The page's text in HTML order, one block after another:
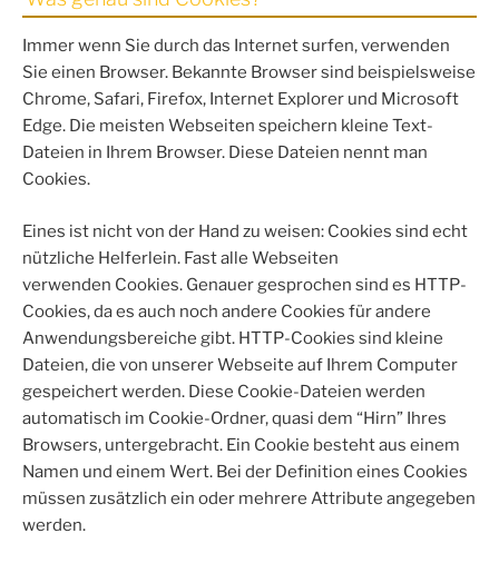
Immer wenn Sie durch das Internet surfen, verwenden
Sie einen Browser. Bekannte Browser sind beispielsweise
Chrome, Safari, Firefox, Internet Explorer und Microsoft
Edge. Die meisten Webseiten speichern kleine Text-
Dateien in Ihrem Browser. Diese Dateien nennt man
Cookies.
Eines ist nicht von der Hand zu weisen: Cookies sind echt
nützliche Helferlein. Fast alle Webseiten
verwenden Cookies. Genauer gesprochen sind es HTTP-
Cookies, da es auch noch andere Cookies für andere
Anwendungsbereiche gibt. HTTP-Cookies sind kleine
Dateien, die von unserer Webseite auf Ihrem Computer
gespeichert werden. Diese Cookie-Dateien werden
automatisch im Cookie-Ordner, quasi dem “Hirn” Ihres
Browsers, untergebracht. Ein Cookie besteht aus einem
Namen und einem Wert. Bei der Definition eines Cookies
müssen zusätzlich ein oder mehrere Attribute angegeben
werden.